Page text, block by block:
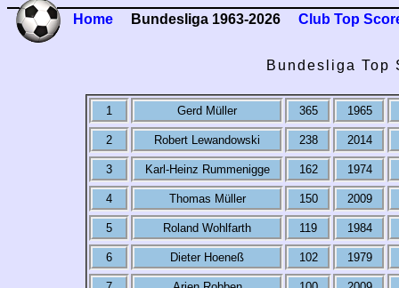
Home Bundesliga 1963-2026 Club Top
Bundesliga Top
1 Gerd Müller 365 1965
2 Robert Lewandowski 238 2014
3 Karl-Heinz Rummenigge 162 1974
4 Thomas Müller 150 2009
5 Roland Wohlfarth 119 1984
6 Dieter Hoeneß 102 1979